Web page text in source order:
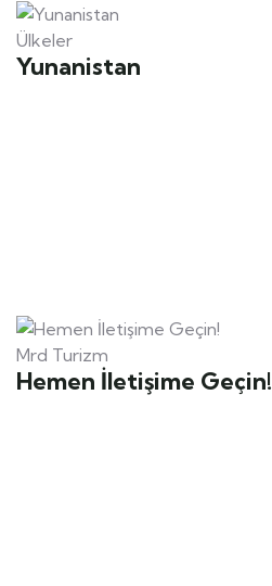
Ülkeler
Yunanistan
Mrd Turizm
Hemen İletişime Geçin!